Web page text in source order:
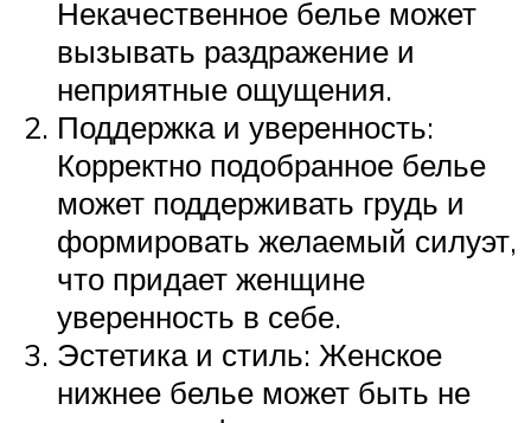
Некачественное белье может
вызывать раздражение и
неприятные ощущения.
Поддержка и уверенность:
Корректно подобранное белье
может поддерживать грудь и
формировать желаемый силуэт,
что придает женщине
уверенность в себе.
Эстетика и стиль: Женское
нижнее белье может быть не